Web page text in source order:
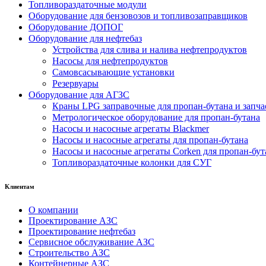
Топливораздаточные модули
Оборудование для бензовозов и топливозаправщиков
Оборудование ДОПОГ
Оборудование для нефтебаз
Устройства для слива и налива нефтепродуктов
Насосы для нефтепродуктов
Самовсасывающие установки
Резервуары
Оборудование для АГЗС
Краны LPG заправочные для пропан-бутана и
Метрологическое оборудование для пропан-бутана
Насосы и насосные агрегаты Blackmer
Насосы и насосные агрегаты для пропан-бутана
Насосы и насосные агрегаты Corken для пропан-
Топливораздаточные колонки для СУГ
Клиентам
О компании
Проектирование АЗС
Проектирование нефтебаз
Сервисное обслуживание АЗС
Строительство АЗС
Контейнерные АЗС